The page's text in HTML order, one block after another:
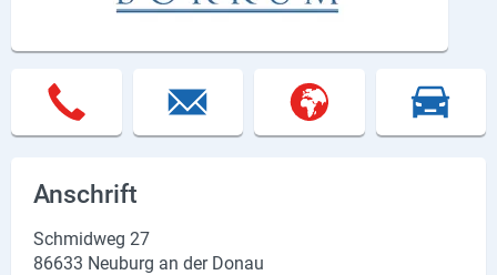
Anschrift
Schmidweg 27
86633 Neuburg an der Donau
Online Shops
Premium
Aktuelles